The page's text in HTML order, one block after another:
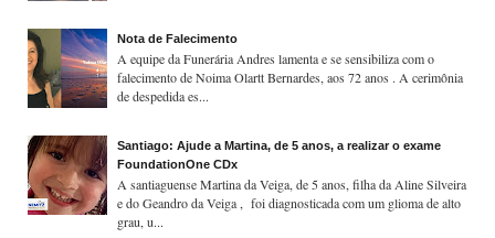
Nota de Falecimento
A equipe da Funerária Andres lamenta e se sensibiliza com o
falecimento de Noima Olartt Bernardes, aos 72 anos . A cerimônia
de despedida es...
Santiago: Ajude a Martina, de 5 anos, a realizar o exame
FoundationOne CDx
A santiaguense Martina da Veiga, de 5 anos, filha da Aline Silveira
e do Geandro da Veiga , foi diagnosticada com um glioma de alto
grau, u...